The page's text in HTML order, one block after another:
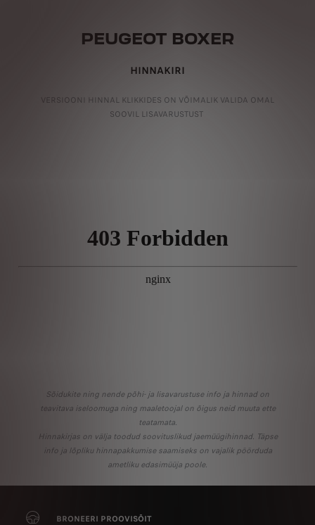
PEUGEOT BOXER
HINNAKIRI
VERSIOONI HINNAL KLIKKIDES ON VÕIMALIK VALIDA OMAL
SOOVIL LISAVARUSTUST
Sõidukite ning nende põhi- ja lisavarustuse info ja hinnad on
teavitava iseloomuga ning maaletoojal on õigus neid muuta ette
teatamata.
Hinnakirjas on välja toodud soovituslikud jaemüügihinnad. Täpse
info ja lõpliku hinnapakkumise saamiseks on vajalik pöörduda
ametliku edasimüüja poole.
BRONEERI PROOVISÕIT